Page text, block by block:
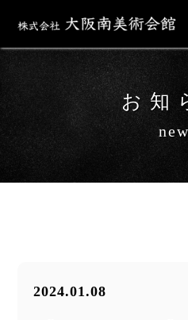
お知
2024.01.08